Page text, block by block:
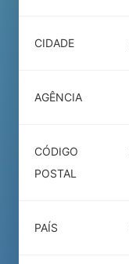
CIDADE
AGÊNCIA
CÓDIGO
POSTAL
PAÍS